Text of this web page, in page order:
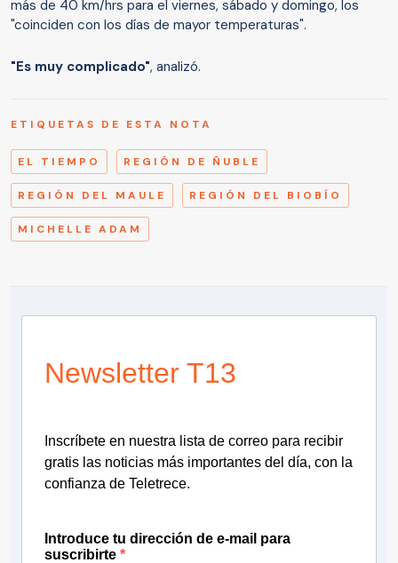
más de 40 km/hrs para el viernes, sábado y domingo, los
"coinciden con los días de mayor temperaturas".
"Es muy complicado", analizó.
ETIQUETAS DE ESTA NOTA
EL TIEMPO REGIÓN DE ÑUBLE
REGIÓN DEL MAULE REGIÓN DEL BIOBÍO
MICHELLE ADAM
Newsletter T13
Inscríbete en nuestra lista de correo para recibir
gratis las noticias más importantes del día, con la
confianza de Teletrece.
Introduce tu dirección de e-mail para
suscribirte